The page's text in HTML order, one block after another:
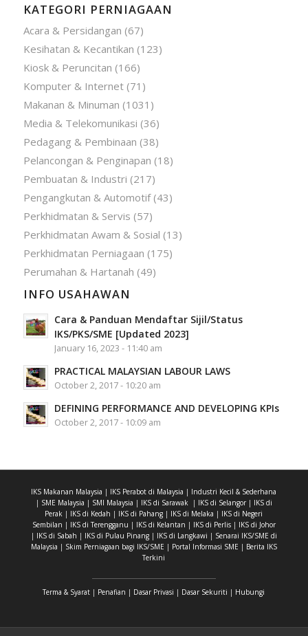
KATEGORI PERNIAGAAN
Acara & Persidangan (67)
Kesihatan & Kecantikan (123)
Kiosk & Peruncitan (166)
Komputer & Internet(71)
Makanan & Minuman (1031)
Media & Telekomunikasi (36)
Pedagang & Pembinaan (38)
Pelancongan & Penginapan (18)
Pembuatan & Industri (217)
Pengangkutan & Automotif(43)
Perkhidmatan & Servis (57)
Perkhidmatan Awam & Sosial (13)
Perkhidmatan Perniagaan (175)
Perumahan & Hartanah (49)
INFO USAHAWAN
Cara & Panduan Mendaftar Sijil/Status
IKS/PKS/SME [Updated 2023]
January 16, 2023 - 11:40 am
PRACTICAL MALAYSIAN LABOUR LAWS
October 2, 2017 - 10:20 am
DEFINING PERFORMANCE AND DEVELOPING KPIs
October 2, 2017 - 10:09 am
IKS Makanan Malaysia | IKS Perabot di Malaysia | Industri Kecil & Sederhana
| SME Malaysia | SMI Malaysia | IKS di Sarawak| IKS di Selangor| IKS di
Perak | IKS di Kedah | IKS di Pahang | IKS di Melaka | IKS di Negeri
Sembilan | IKS di Terengganu | IKS di Kelantan | IKS di Perlis| IKS di Johor
| IKS di Sabah | IKS di Pulau Pinang| IKS di Langkawi | Senarai IKS/SME di
Malaysia | Skim Perniagaan bagi IKS/SME | Portal Informasi SME | Berita IKS
Terkini
Terma & Syarat | Penafian | Dasar Privasi | Dasar Sekuriti | Hubungi